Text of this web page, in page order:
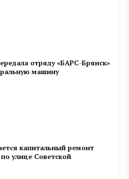
отряду «БАРС-Брянск»
машину
капитальный ремонт
улице Советской